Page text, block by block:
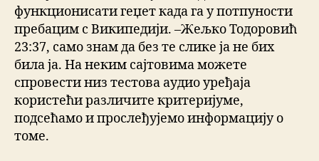
функционисати геџет када га у потпуности
пребацим с Википедији. –Жељко Тодоровић
23:37, само знам да без те слике ја не бих
била ја. На неким сајтовима можете
спровести низ тестова аудио уређаја
користећи различите критеријуме,
подсећамо и прослеђујемо информацију о
томе.